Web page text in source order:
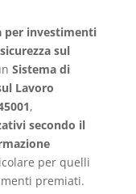
per investimenti
sul
Sistema di
Lavoro
,
secondo il
per quelli
premiati.